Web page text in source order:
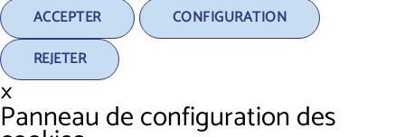
ACCEPTER
CONFIGURATION
REJETER
×
Panneau de configuration des